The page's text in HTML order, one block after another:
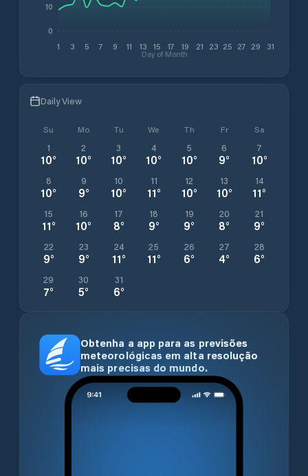
1 3 5 7 9 11 13 15 17 19 21 23 25 27 29 31
Day of Month
0
10
Daily View
Su Mo Tu We Th Fr Sa
1
10°
2
10°
3
10°
4
10°
5
10°
6
9°
7
10°
8
10°
9
9°
10
10°
11
11°
12
10°
13
10°
14
11°
15
11°
16
10°
17
8°
18
9°
19
9°
20
8°
21
9°
22
9°
23
9°
24
11°
25
11°
26
6°
27
4°
28
6°
29
7°
30
5°
31
6°
Obtenha a app para as previsões
meteorológicas em alta resolução
mais precisas do mundo.